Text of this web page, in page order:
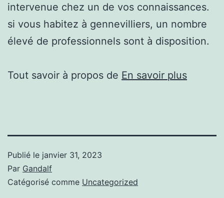
intervenue chez un de vos connaissances.
si vous habitez à gennevilliers, un nombre
élevé de professionnels sont à disposition.
Tout savoir à propos de En savoir plus
Publié le janvier 31, 2023
Par Gandalf
Catégorisé comme Uncategorized